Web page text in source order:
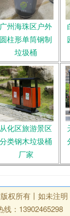
广州海珠区户外
圆柱形单筒钢制
垃圾桶
从化区旅游景区
分类钢木垃圾桶
厂家
权所有丨如未注
线：13902465298